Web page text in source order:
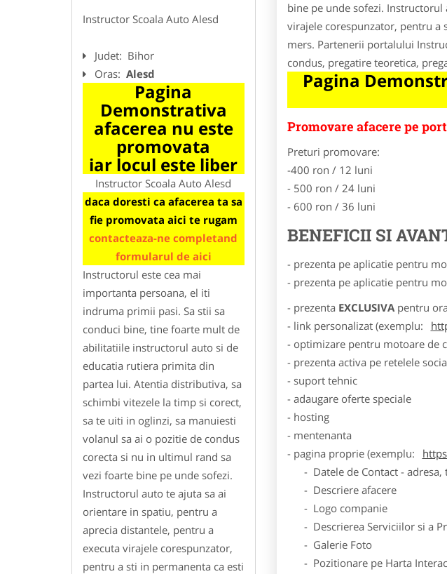
Instructor Scoala Auto Alesd
Judet: Bihor
Oras: Alesd
Pagina
Demonstrativa
afacerea nu este
promovata
iar locul este liber
Instructor Scoala Auto Alesd
daca doresti ca afacerea ta sa
fie promovata aici te rugam
contacteaza-ne completand
formularul de aici
Instructorul este cea mai
importanta persoana, el iti
indruma primii pasi. Sa stii sa
conduci bine, tine foarte mult de
abilitatiile instructorul auto si de
educatia rutiera primita din
partea lui. Atentia distributiva, sa
schimbi vitezele la timp si corect,
sa te uiti in oglinzi, sa manuiesti
volanul sa ai o pozitie de condus
corecta si nu in ultimul rand sa
vezi foarte bine pe unde sofezi.
Instructorul auto te ajuta sa ai
orientare in spatiu, pentru a
aprecia distantele, pentru a
executa virajele corespunzator,
pentru a sti in permanenta ca esti
bine pe unde sofezi.
virajele corespunzator, pentru a
mers. Partenerii portalului
condus, pregatire teoretica,
Pagina
Promovare afacere pe
Preturi promovare:
-400 ron / 12 luni
- 500 ron / 24 luni
- 600 ron / 36 luni
BENEFICII SI
- prezenta pe aplicatie pentru
- prezenta pe aplicatie pentru
- prezenta EXCLUSIVApentru
- link personalizat (exemplu:
- optimizare pentru motoare de
- prezenta activa pe retelele
- suport tehnic
- adaugare oferte speciale
- hosting
- mentenanta
- pagina proprie (exemplu:
- Datele de Contact - adresa,
- Descriere afacere
- Logo companie
- Descrierea Serviciilor si a
- Galerie Foto
- Pozitionare pe Harta